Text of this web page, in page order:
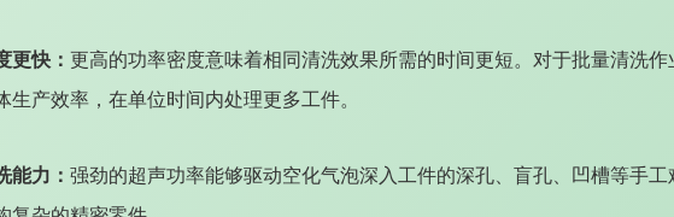
更快： 更高的功率密度意味着相同清洗效果所需的时间更短。对于批量清洗
生产效率，在单位时间内处理更多工件。
能力： 强劲的超声功率能够驱动空化气泡深入工件的深孔、盲孔、凹槽等手工